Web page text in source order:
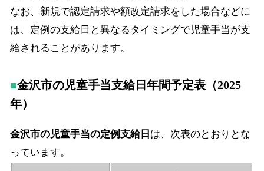
なお、新規で認定請求や額改定請求をした場合などに
は、定例の支給日と異なるタイミングで児童手当が支
給されることがあります。
金沢市の児童手当支給日年間予定表（2025
年）
金沢市の児童手当の定例支給日 は、次表のとおりとな
っています。